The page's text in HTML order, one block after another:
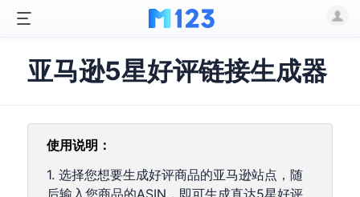
亚马逊5星好评链接生成器
使用说明：
1. 选择您想要生成好评商品的亚马逊站点，随
后输入您商品的ASIN，即可生成直达5星好评